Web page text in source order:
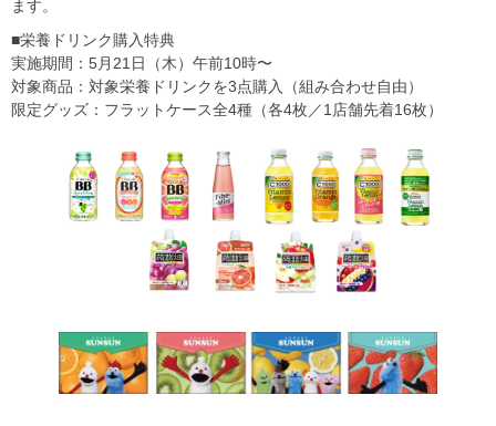
ます。
■栄養ドリンク購入特典
実施期間：5月21日（木）午前10時〜
対象商品：対象栄養ドリンクを3点購入（組み合わせ自由）
限定グッズ：フラットケース全4種（各4枚／1店舗先着16枚）